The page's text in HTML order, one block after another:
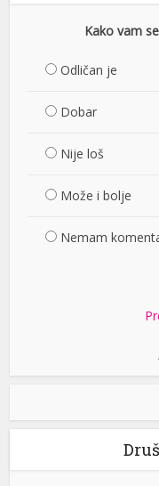
Kako vam
Odličan je
Dobar
Nije loš
Može i bolje
Nemam